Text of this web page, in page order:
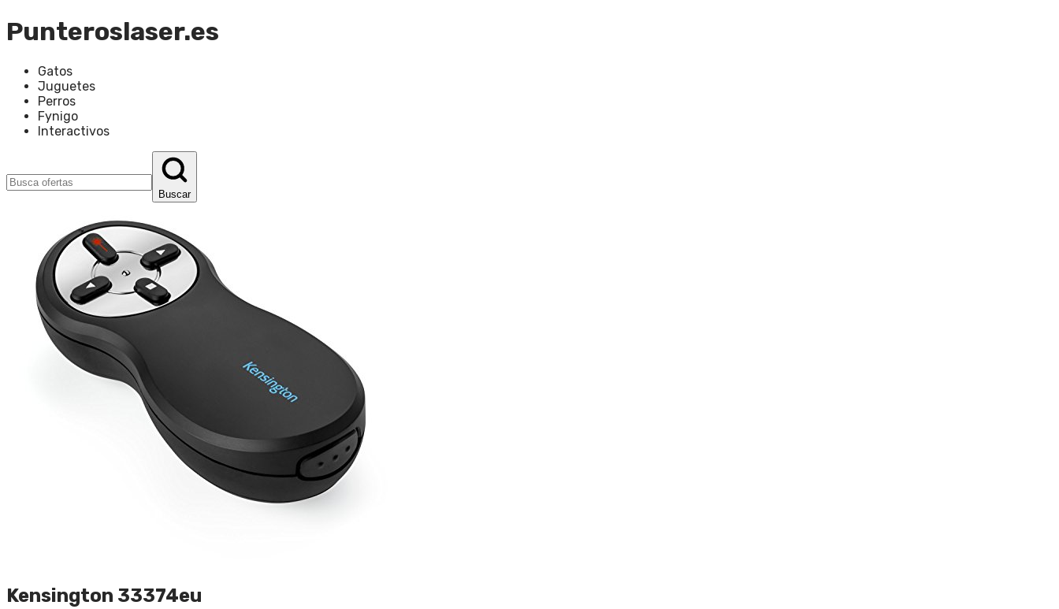
Punteroslaser.es
Gatos
Juguetes
Perros
Fynigo
Interactivos
Buscar
Kensington 33374eu